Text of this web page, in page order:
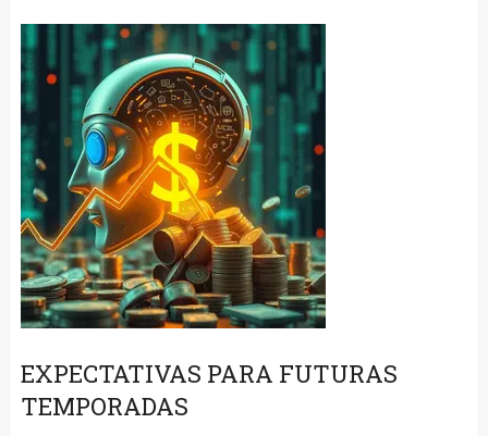
EXPECTATIVAS PARA FUTURAS
TEMPORADAS